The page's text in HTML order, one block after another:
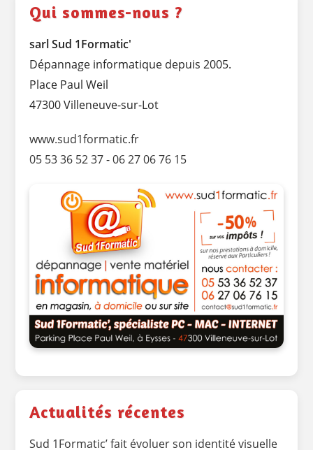
Qui sommes-nous ?
sarl Sud 1Formatic'
Dépannage informatique depuis 2005.
Place Paul Weil
47300 Villeneuve-sur-Lot
www.sud1formatic.fr
05 53 36 52 37-06 27 06 76 15
Actualités récentes
Sud 1Formatic’ fait évoluer son identité visuelle